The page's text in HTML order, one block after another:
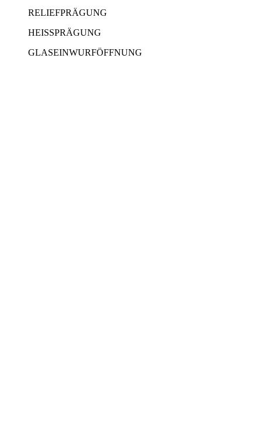
RELIEFPRÄGUNG
HEISSPRÄGUNG
GLASEINWURFÖFFNUNG